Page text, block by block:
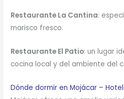
Restaurante La Cantina:
marisco fresco.
Restaurante El Patio: un lugar
cocina local y del ambiente del
Dónde dormir en Mojácar –